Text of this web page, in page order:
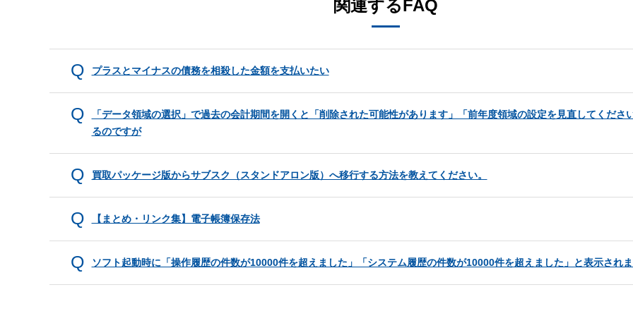
関連するFAQ
プラスとマイナスの債務を相殺した金額を支払いたい
「データ領域の選択」で過去の会計期間を開くと「削除された可能性があります」「前年度領域の設定を見直してくださ
るのですが
買取パッケージ版からサブスク（スタンドアロン版）へ移行する方法を教えてください。
【まとめ・リンク集】電子帳簿保存法
ソフト起動時に「操作履歴の件数が10000件を超えました」「システム履歴の件数が10000件を超えました」と表示されま